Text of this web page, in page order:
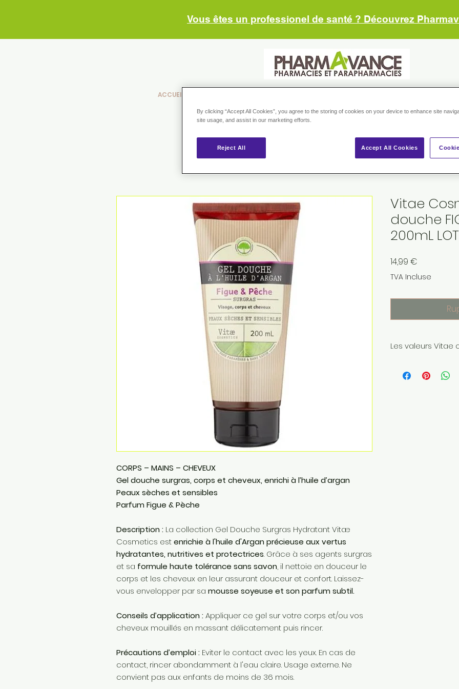
Vous êtes un professionel de santé ? Découvrez
ACCUEIL
CORPS – MAINS – CHEVEUX
Gel douche surgras, corps et cheveux, enrichi à l’huile d’argan
Peaux sèches et sensibles
Parfum Figue & Pèche
Description : La collection Gel Douche Surgras Hydratant Vitæ
Cosmetics estenrichie à l'huile d'Argan précieuse aux vertus
hydratantes, nutritives et protectrices. Grâce à ses agents surgras
et sa formule haute tolérance sans savon, il nettoie en douceur le
corps et les cheveux en leur assurant douceur et confort. Laissez-
vous envelopper par sa mousse soyeuse et son parfum subtil.
Conseils d’application :Appliquer ce gel sur votre corps et/ou vos
cheveux mouillés en massant délicatement puis rincer.
Précautions d’emploi : Eviter le contact avec les yeux. En cas de
contact, rincer abondamment à l'eau claire. Usage externe. Ne
convient pas aux enfants de moins de 36 mois.
Vitae
douche
200mL
14,99 €
TVA Incluse
Les valeurs Vitae
Cosmetics ont
By clicking “Accept All Cookies”, you agree to the storing of cookies on your device to enhance site
site usage, and assist in our marketing efforts.
Reject All Accept All Cookies